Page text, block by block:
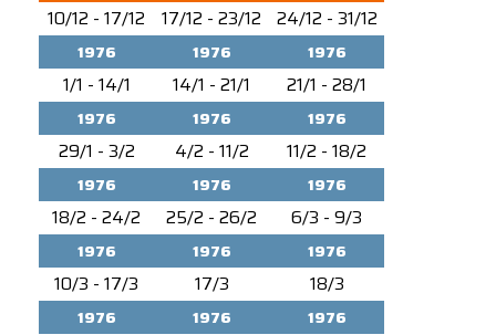
10/12 - 17/12 17/12 - 23/12 24/12 - 31/12
1976
1/1 - 14/1
1976
14/1 - 21/1
1976
21/1 - 28/1
1976
29/1 - 3/2
1976
4/2 - 11/2
1976
11/2 - 18/2
1976
18/2 - 24/2
1976
25/2 - 26/2
1976
6/3 - 9/3
1976
10/3 - 17/3
1976
17/3
1976
18/3
1976 1976 1976